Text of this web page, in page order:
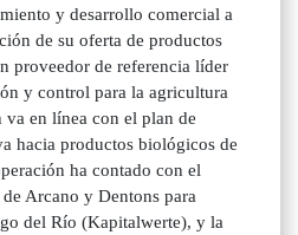
y desarrollo comercial a
de su oferta de productos
proveedor de referencia líder
y control para la agricultura
en línea con el plan de
hacia productos biológicos de
ha contado con el
Arcano y Dentons para
del Río (Kapitalwerte), y la